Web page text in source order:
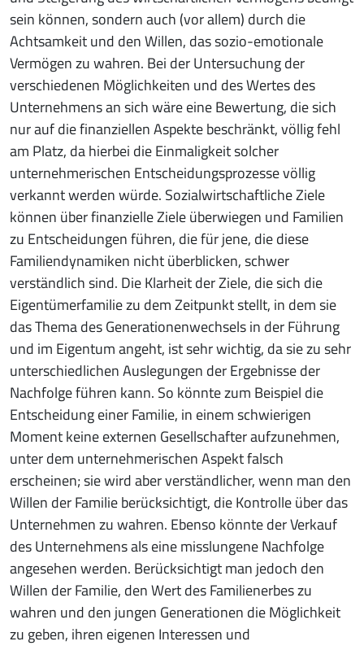
sein können, sondern auch (vor allem) durch die
Achtsamkeit und den Willen, das sozio-emotionale
Vermögen zu wahren. Bei der Untersuchung der
verschiedenen Möglichkeiten und des Wertes des
Unternehmens an sich wäre eine Bewertung, die sich
nur auf die finanziellen Aspekte beschränkt, völlig fehl
am Platz, da hierbei die Einmaligkeit solcher
unternehmerischen Entscheidungsprozesse völlig
verkannt werden würde. Sozialwirtschaftliche Ziele
können über finanzielle Ziele überwiegen und Familien
zu Entscheidungen führen, die für jene, die diese
Familiendynamiken nicht überblicken, schwer
verständlich sind. Die Klarheit der Ziele, die sich die
Eigentümerfamilie zu dem Zeitpunkt stellt, in dem sie
das Thema des Generationenwechsels in der Führung
und im Eigentum angeht, ist sehr wichtig, da sie zu sehr
unterschiedlichen Auslegungen der Ergebnisse der
Nachfolge führen kann. So könnte zum Beispiel die
Entscheidung einer Familie, in einem schwierigen
Moment keine externen Gesellschafter aufzunehmen,
unter dem unternehmerischen Aspekt falsch
erscheinen; sie wird aber verständlicher, wenn man den
Willen der Familie berücksichtigt, die Kontrolle über das
Unternehmen zu wahren. Ebenso könnte der Verkauf
des Unternehmens als eine misslungene Nachfolge
angesehen werden. Berücksichtigt man jedoch den
Willen der Familie, den Wert des Familienerbes zu
wahren und den jungen Generationen die Möglichkeit
zu geben, ihren eigenen Interessen und